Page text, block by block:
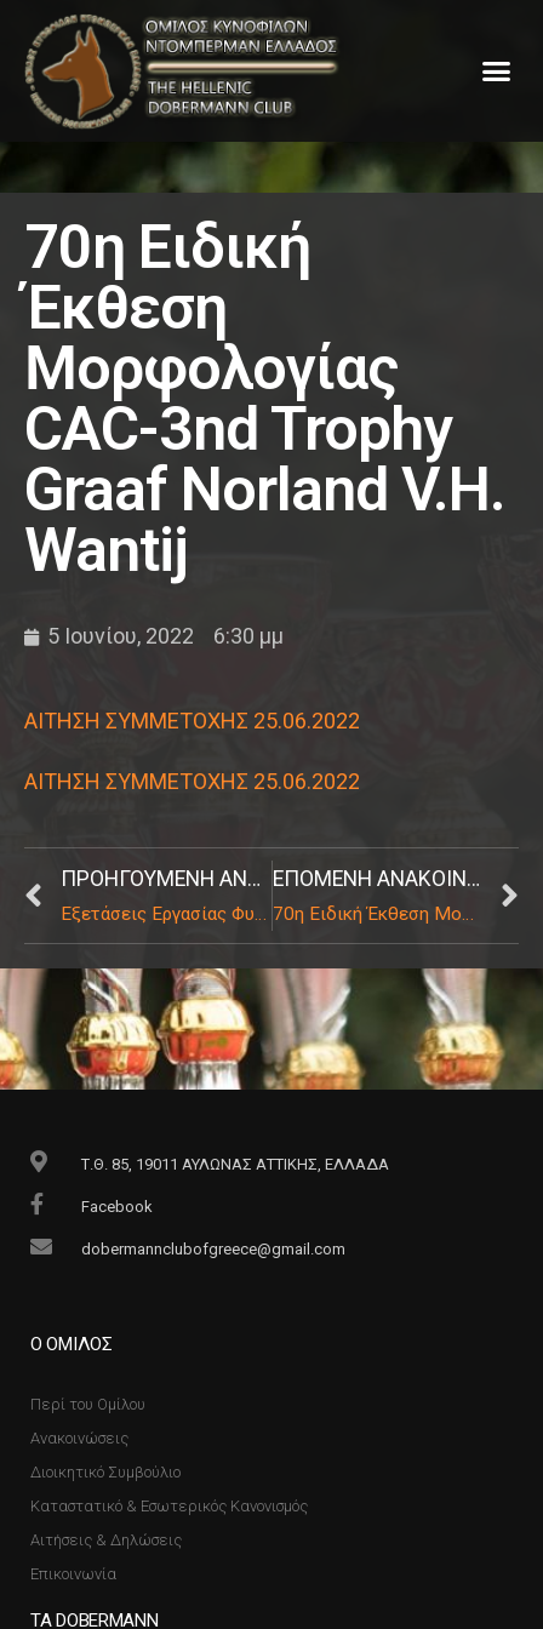
70η Ειδική
Έκθεση
Μορφολογίας
CAC-3nd Trophy
Graaf Norland V.H.
Wantij
5 Ιουνίου, 2022 6:30 μμ
ΑΙΤΗΣΗ ΣΥΜΜΕΤΟΧΗΣ 25.06.2022
ΑΙΤΗΣΗ ΣΥΜΜΕΤΟΧΗΣ 25.06.2022
ΠΡΟΗΓΟΎΜΕΝΗ ΑΝΑΚΟΊΝΩΣΗ
Εξετάσεις Εργασίας Φυλών Εργασίας και TOC στις 21 & 22 Μαίου 2022
ΕΠΌΜΕΝΗ ΑΝΑΚΟΊΝΩΣΗ
70η Ειδική Έκθεση Μορφολογίας CAC & 3rd Trophy Graaf Norland V.H. Wantij
Τ.Θ. 85, 19011 ΑΥΛΩΝΑΣ ΑΤΤΙΚΗΣ, ΕΛΛΑΔΑ
Facebook
dobermannclubofgreece@gmail.com
Ο ΟΜΙΛΟΣ
Περί του Ομίλου
Ανακοινώσεις
Διοικητικό Συμβούλιο
Καταστατικό & Εσωτερικός Κανονισμός
Αιτήσεις & Δηλώσεις
Επικοινωνία
ΤΑ DOBERMANN